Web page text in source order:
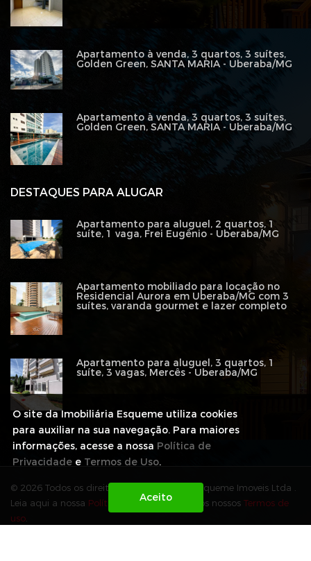
DESTAQUES PARA ALUGAR
Apartamento para aluguel, 2 quartos, 1
suíte, 1 vaga, Frei Eugênio - Uberaba/MG
Apartamento mobiliado para locação no
Residencial Aurora em Uberaba/MG com 3
suítes, varanda gourmet e lazer completo
Apartamento para aluguel, 3 quartos, 1
suíte, 3 vagas, Mercês - Uberaba/MG
Apartamento à venda, 3 quartos, 3 suítes,
Golden Green, SANTA MARIA - Uberaba/MG
Apartamento à venda, 3 quartos, 3 suítes,
Golden Green, SANTA MARIA - Uberaba/MG
© 2026 Todos os direitos reservados para Esqueme Imoveis Ltda .
Leia aqui a nossa Política de Privacidade e os nossos Termos de
uso.
O site da Imobiliária Esqueme utiliza cookies
para auxiliar na sua navegação. Para maiores
informações, acesse a nossa Política de
Privacidade e Termos de Uso.